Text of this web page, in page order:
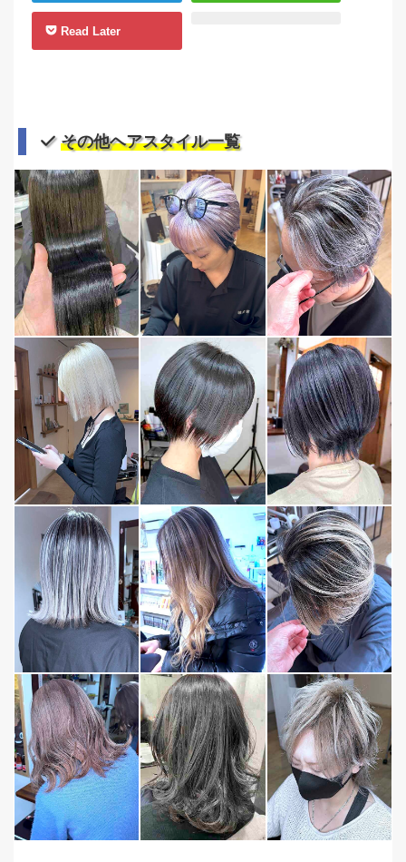
Read Later
その他ヘアスタイル一覧